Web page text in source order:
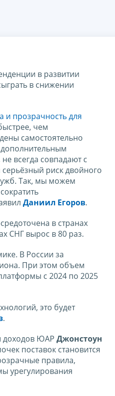
в развитии
в снижении
и прозрачность для
чем
самостоятельно
всегда совпадают с
риск двойного
Так, мы можем
Даниил Егоров.
в странах
СНГ вырос в 80 раз.
В России за
При этом объем
с 2024 по 2025
это будет
.
доходов ЮАР Джонстоун
поставок становится
правила,
урегулирования